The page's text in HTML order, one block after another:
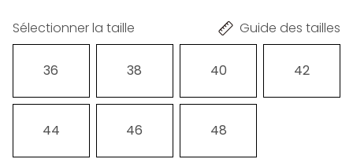
Sélectionner la taille Guide des tailles
36 38 40 42
44 46 48